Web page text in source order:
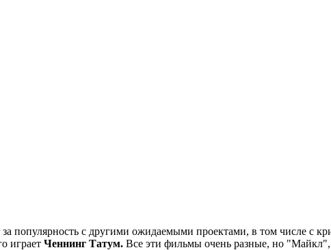
популярность с другими ожидаемыми проектами, в том числе с
играет Ченнинг Татум. Все эти фильмы очень разные, но "Майкл",